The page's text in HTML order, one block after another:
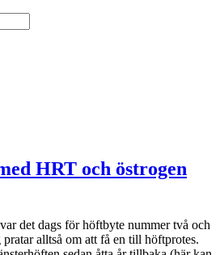
HRT och östrogen
det dags för höftbyte nummer två och
alltså om att få en till höftprotes.